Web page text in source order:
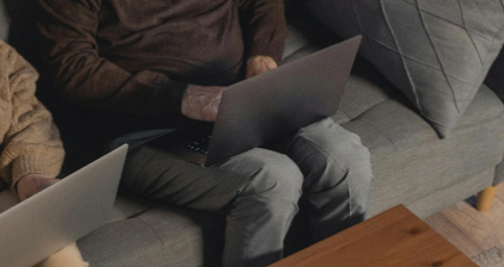
de Vloer?
lagen aluminium of ander reflecterend
Door de reflectieve eigenschappen wordt de
terug de ruimte in gekaatst. Deze folie kan op
van het type vloer en de specifieke behoeften